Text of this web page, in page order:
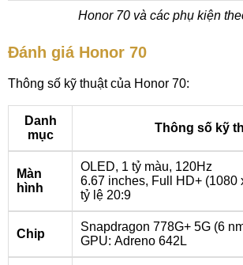
Honor 70 và các phụ kiện
Đánh giá Honor 70
Thông số kỹ thuật của Honor 70:
Danh
mục
Thông số kỹ
Màn
hình
OLED, 1 tỷ màu, 120Hz
6.67 inches, Full HD+ (1080
tỷ lệ 20:9
Chip
Snapdragon 778G+ 5G (6
GPU: Adreno 642L